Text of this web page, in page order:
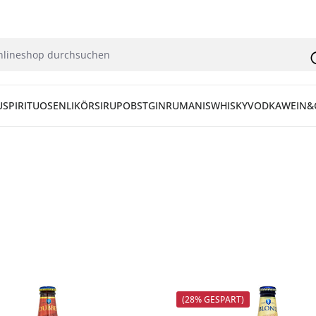
SPIRITUOSENLIKÖRSIRUPOBSTGINRUMANISWHISKYVODKA
(28% GESPART)